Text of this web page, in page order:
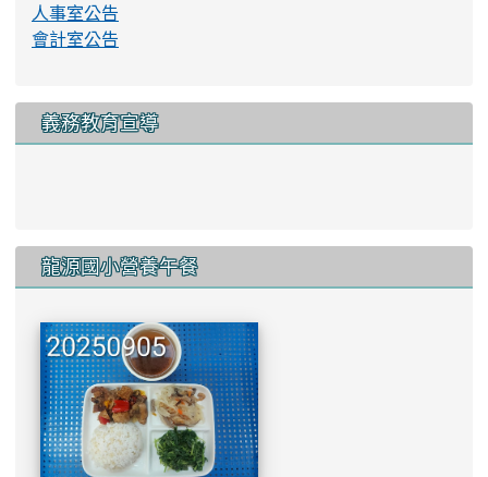
人事室公告
會計室公告
義務教育宣導
龍源國小營養午餐